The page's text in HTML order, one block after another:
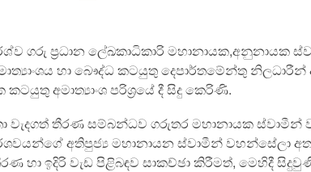
ගරු ප්‍රධාන ලේඛකාධිකාරි මහානායක,අනුනායක
හා බෞද්ධ කටයුතු දෙපාර්තමේන්තු නිලධාරීන්
අමාත්‍යාංශ පරිශ්‍රයේ දී සිදු කෙරිණි.
වැදගත් තීරණ සම්බන්ධව ගරුතර මහානායක ස්වාමීන්
අතිපුජ්‍ය මහානායන ස්වාමීන් වහන්සේලා
හා ඉදිරි වැඩ පිළිබඳව සාකච්ඡා කිරීමත්, මෙහිදී